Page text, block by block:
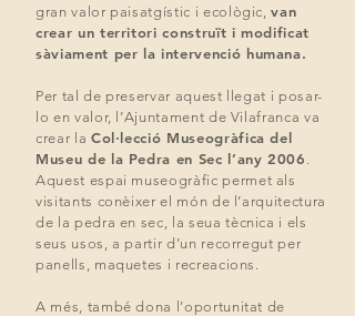
gran valor paisatgístic i ecològic,van
crear un territori construït i modificat
sàviament per la intervenció humana.
Per tal de preservar aquest llegat i posar-
lo en valor, l’Ajuntament de Vilafranca va
crear la Col·lecció Museogràfica del
Museu de la Pedra en Sec l’any 2006 .
Aquest espai museogràfic permet als
visitants conèixer el món de l’arquitectura
de la pedra en sec, la seua tècnica i els
seus usos, a partir d’un recorregut per
panells, maquetes i recreacions.
A més, també dona l’oportunitat de